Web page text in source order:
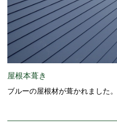
屋根本葺き
ブルーの屋根材が葺かれました。